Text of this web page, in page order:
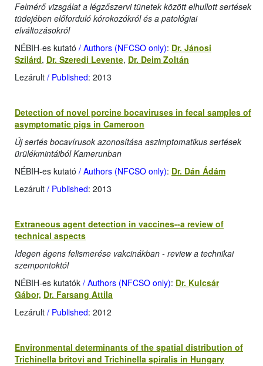
Felmérő vizsgálat a légzőszervi tünetek között elhullott sertések
tüdejében előforduló kórokozókról és a patológiai
elváltozásokról
NÉBIH-es kutató / Authors (NFCSO only): Dr. Jánosi
Szilárd, Dr. Szeredi Levente, Dr. Deim Zoltán
Lezárult / Published: 2013
Detection of novel porcine bocaviruses in fecal samples of
asymptomatic pigs in Cameroon
Új sertés bocavírusok azonosítása aszimptomatikus sertések
ürülékmintáiból Kamerunban
NÉBIH-es kutató / Authors (NFCSO only): Dr. Dán Ádám
Lezárult / Published: 2013
Extraneous agent detection in vaccines--a review of
technical aspects
Idegen ágens felismerése vakcinákban - review a technikai
szempontoktól
NÉBIH-es kutatók / Authors (NFCSO only): Dr. Kulcsár
Gábor, Dr. Farsang Attila
Lezárult / Published: 2012
Environmental determinants of the spatial distribution of
Trichinella britovi and Trichinella spiralis in Hungary